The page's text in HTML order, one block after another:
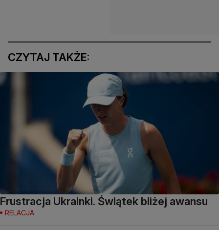
CZYTAJ TAKŻE:
Frustracja Ukrainki. Świątek bliżej awansu
RELACJA